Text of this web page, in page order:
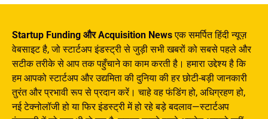
Startup Funding और Acquisition Newsएक समर्पित हिंदी न्यूज़
वेबसाइट है, जो स्टार्टअप इंडस्ट्री से जुड़ी सभी खबरों को सबसे पहले और
सटीक तरीके से आप तक पहुँचाने का काम करती है। हमारा उद्देश्य है कि
हम आपको स्टार्टअप और उद्यमिता की दुनिया की हर छोटी-बड़ी जानकारी
तुरंत और प्रभावी रूप से प्रदान करें। चाहे वह फंडिंग हो, अधिग्रहण हो,
नई टेक्नोलॉजी हो या फिर इंडस्ट्री में हो रहे बड़े बदलाव—स्टार्टअप